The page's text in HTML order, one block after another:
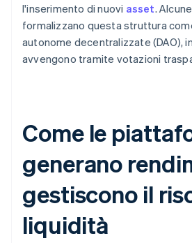
l'inserimento di nuovi asset.
formalizzano questa struttura
autonome decentralizzate (DAO),
avvengono tramite votazioni
Come le
generano
gestiscono il
liquidità